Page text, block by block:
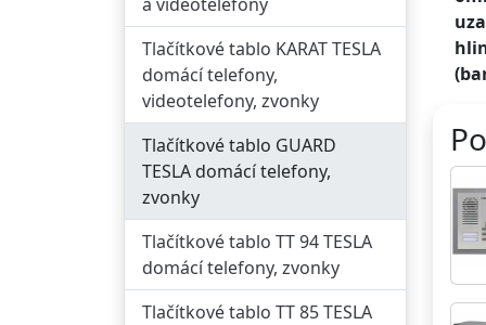
Tlačítkové tablo KARAT TESLA
domácí telefony,
videotelefony, zvonky
Tlačítkové tablo GUARD
TESLA domácí telefony,
zvonky
Tlačítkové tablo TT 94 TESLA
domácí telefony, zvonky
Tlačítkové tablo TT 85 TESLA